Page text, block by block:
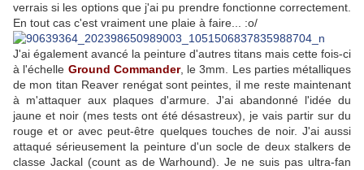
verrais si les options que j'ai pu prendre fonctionne correctement.
En tout cas c'est vraiment une plaie à faire... :o/
J'ai également avancé la peinture d'autres titans mais cette fois-ci
à l'échelle Ground Commander, le 3mm. Les parties métalliques
de mon titan Reaver renégat sont peintes, il me reste maintenant
à m'attaquer aux plaques d'armure. J'ai abandonné l'idée du
jaune et noir (mes tests ont été désastreux), je vais partir sur du
rouge et or avec peut-être quelques touches de noir. J'ai aussi
attaqué sérieusement la peinture d'un socle de deux stalkers de
classe Jackal (count as de Warhound). Je ne suis pas ultra-fan